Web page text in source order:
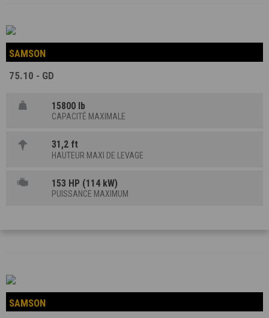
SAMSON
75.10 - GD
15800 lb
CAPACITÉ MAXIMALE
31,2 ft
HAUTEUR MAXI DE LEVAGE
153 HP (114 kW)
PUISSANCE MAXIMUM
SAMSON